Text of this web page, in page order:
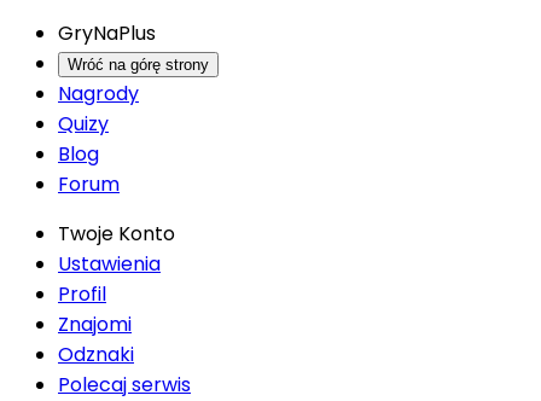
GryNaPlus
Wróć na górę strony
Nagrody
Quizy
Blog
Forum
Twoje Konto
Ustawienia
Profil
Znajomi
Odznaki
Polecaj serwis